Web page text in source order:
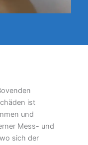
ist
und
Mess- und
sich der